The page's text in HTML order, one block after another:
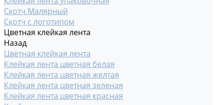
Скотч Малярный
Скотч с логотипом
Цветная клейкая лента
Назад
Цветная клейкая лента
Клейкая лента цветная белая
Клейкая лента цветная желтая
Клейкая лента цветная зеленая
Клейкая лента цветная красная